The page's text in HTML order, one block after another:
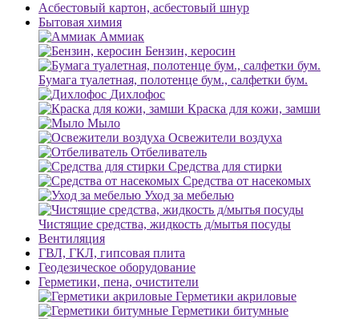
Асбестовый картон, асбестовый шнур
Бытовая химия
Аммиак
Бензин, керосин
Бумага туалетная, полотенце бум., салфетки бум.
Дихлофос
Краска для кожи, замши
Мыло
Освежители воздуха
Отбеливатель
Средства для стирки
Средства от насекомых
Уход за мебелью
Чистящие средства, жидкость д/мытья посуды
Вентиляция
ГВЛ, ГКЛ, гипсовая плита
Геодезическое оборудование
Герметики, пена, очистители
Герметики акриловые
Герметики битумные